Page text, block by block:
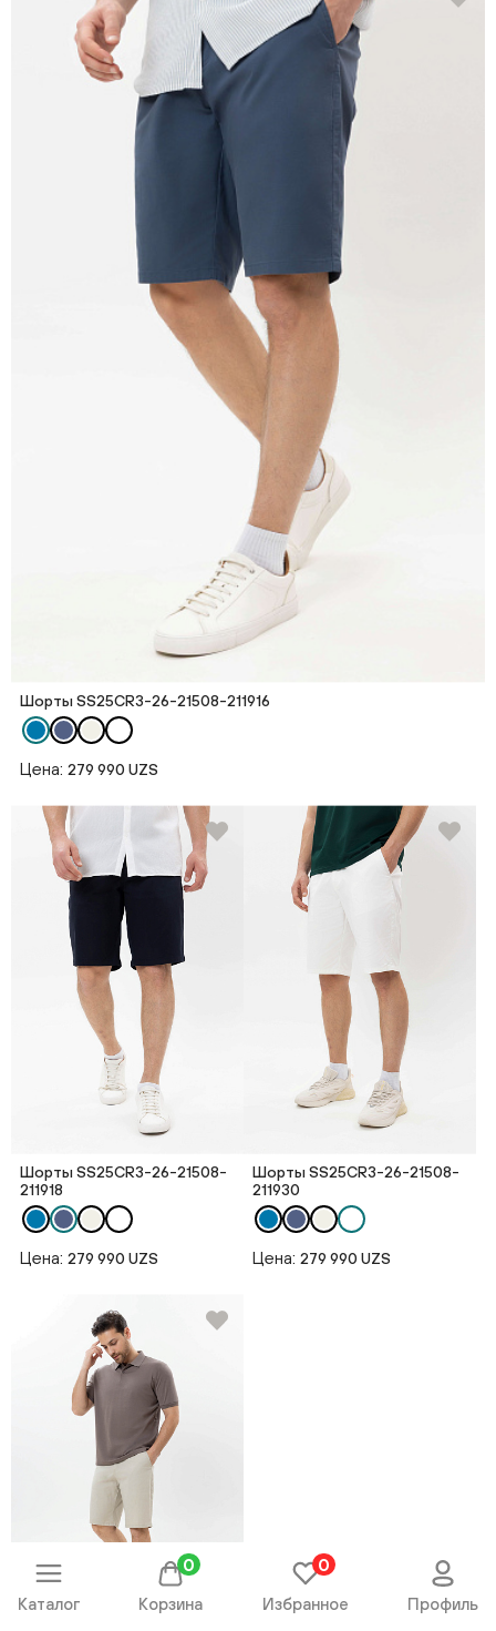
Шорты SS25CR3-26-21508-211916
Цена: 279 990 UZS
Шорты SS25CR3-26-21508-
211918
Цена: 279 990 UZS
Шорты SS25CR3-26-21508-
211930
Цена: 279 990 UZS
Каталог Корзина
0
Избранное
0
Профиль